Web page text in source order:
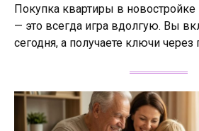
Покупка квартиры в новостройке
— это всегда игра вдолгую. Вы
сегодня, а получаете ключи через